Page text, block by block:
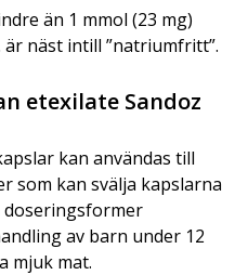
än 1 mmol (23 mg)
är näst intill ”natriumfritt”.
etexilate Sandoz
kan användas till
som kan svälja kapslarna
doseringsformer
av barn under 12
mjuk mat.